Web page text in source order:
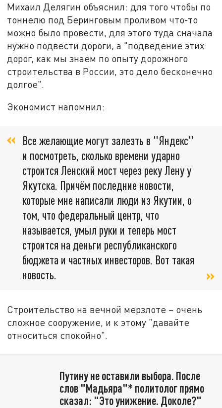
Михаил Делягин объяснил: для того чтобы по
тоннелю под Беринговым проливом что-то
можно было провести, для этого туда сначала
нужно подвести дороги, а "подведение этих
дорог, как мы знаем по опыту дорожного
строительства в России, это дело бесконечно
долгое".
Экономист напомнил:
Все желающие могут залезть в "Яндекс"
и посмотреть, сколько времени ударно
строится Ленский мост через реку Лену у
Якутска. Причём последние новости,
которые мне написали люди из Якутии, о
том, что федеральный центр, что
называется, умыл руки и теперь мост
строится на деньги республиканского
бюджета и частных инвесторов. Вот такая
новость.
Строительство на вечной мерзлоте – очень
сложное сооружение, и к этому "давайте
относиться спокойно".
Путину не оставили выбора. После
слов "Мадьяра"* политолог прямо
сказал: "Это унижение. Доколе?"